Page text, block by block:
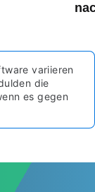
variieren
die
es gegen